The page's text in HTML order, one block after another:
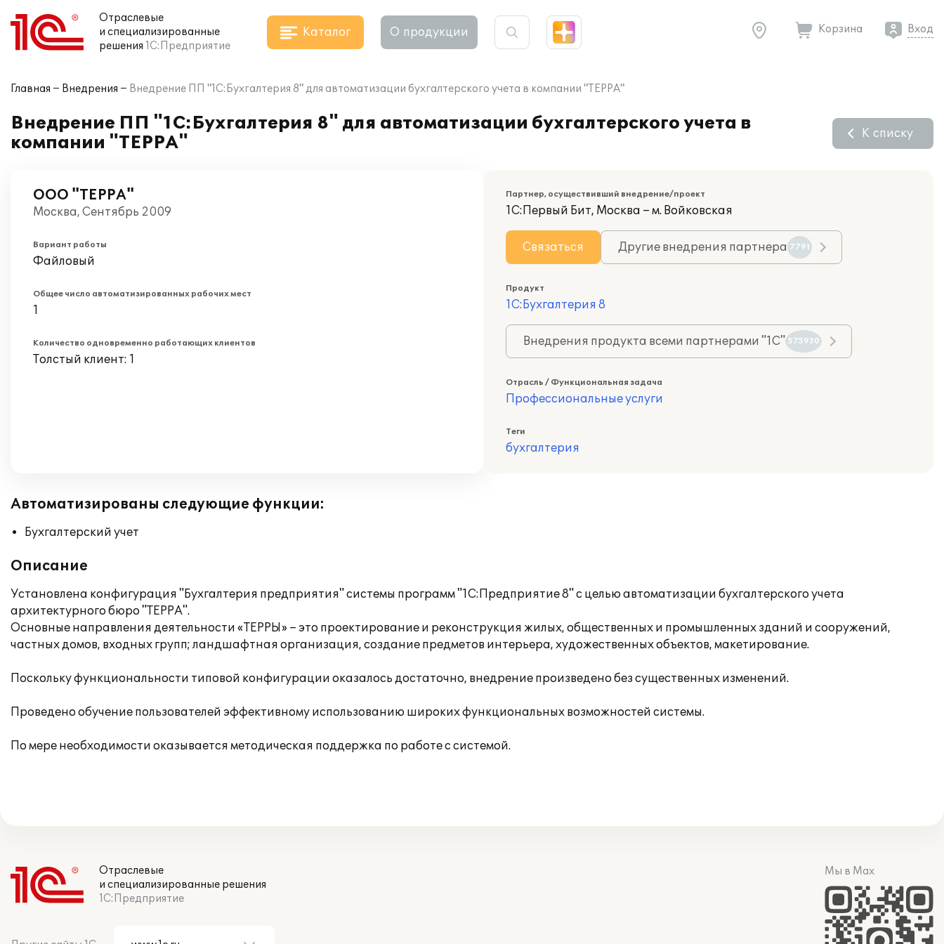
Отраслевые
и специализированные
решения 1С:Предприятие
Каталог О продукции Корзина Вход
Главная Внедрения Внедрение ПП "1С:Бухгалтерия 8" для автоматизации бухгалтерского учета в компании "ТЕРРА"
Внедрение ПП "1С:Бухгалтерия 8" для автоматизации бухгалтерского учета в
компании "ТЕРРА"
К списку
ООО "ТЕРРА"
Москва, Сентябрь 2009
Вариант работы
Файловый
Общее число автоматизированных рабочих мест
1
Количество одновременно работающих клиентов
Толстый клиент: 1
Партнер, осуществивший внедрение/проект
1С:Первый Бит, Москва – м. Войковская
Связаться Другие внедрения партнера 7791
Продукт
1С:Бухгалтерия 8
Внедрения продукта всеми партнерами "1С" 575930
Отрасль / Функциональная задача
Профессиональные услуги
Теги
бухгалтерия
Автоматизированы следующие функции:
Бухгалтерский учет
Описание
Установлена конфигурация "Бухгалтерия предприятия" системы программ "1С:Предприятие 8" с целью автоматизации бухгалтерского учета
архитектурного бюро "ТЕРРА".
Основные направления деятельности «ТЕРРЫ» – это проектирование и реконструкция жилых, общественных и промышленных зданий и сооружений,
частных домов, входных групп; ландшафтная организация, создание предметов интерьера, художественных объектов, макетирование.
Поскольку функциональности типовой конфигурации оказалось достаточно, внедрение произведено без существенных изменений.
Проведено обучение пользователей эффективному использованию широких функциональных возможностей системы.
По мере необходимости оказывается методическая поддержка по работе с системой.
Отраслевые
и специализированные решения
1С:Предприятие
Мы в Max